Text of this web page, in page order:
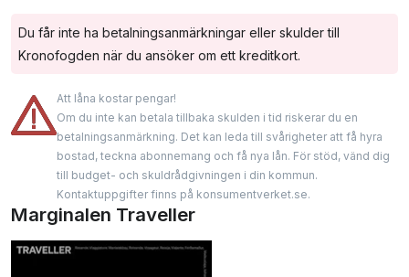
Du får inte ha betalningsanmärkningar eller skulder till
Kronofogden när du ansöker om ett kreditkort.
Att låna kostar pengar!
Om du inte kan betala tillbaka skulden i tid riskerar du en
betalningsanmärkning. Det kan leda till svårigheter att få hyra
bostad, teckna abonnemang och få nya lån. För stöd, vänd dig
till budget- och skuldrådgivningen i din kommun.
Kontaktuppgifter finns på konsumentverket.se.
Marginalen Traveller